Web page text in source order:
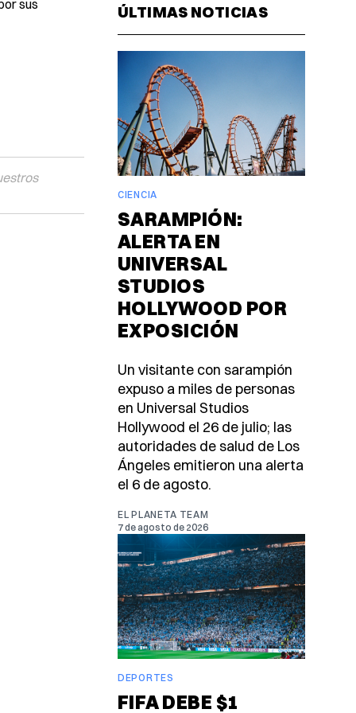
sus
ÚLTIMAS NOTICIAS
CIENCIA
SARAMPIÓN:
ALERTA EN
UNIVERSAL
STUDIOS
HOLLYWOOD POR
EXPOSICIÓN
Un visitante con sarampión
expuso a miles de personas
en Universal Studios
Hollywood el 26 de julio; las
autoridades de salud de Los
Ángeles emitieron una alerta
el 6 de agosto.
EL PLANETA TEAM
7 de agosto de 2026
DEPORTES
FIFA DEBE $1